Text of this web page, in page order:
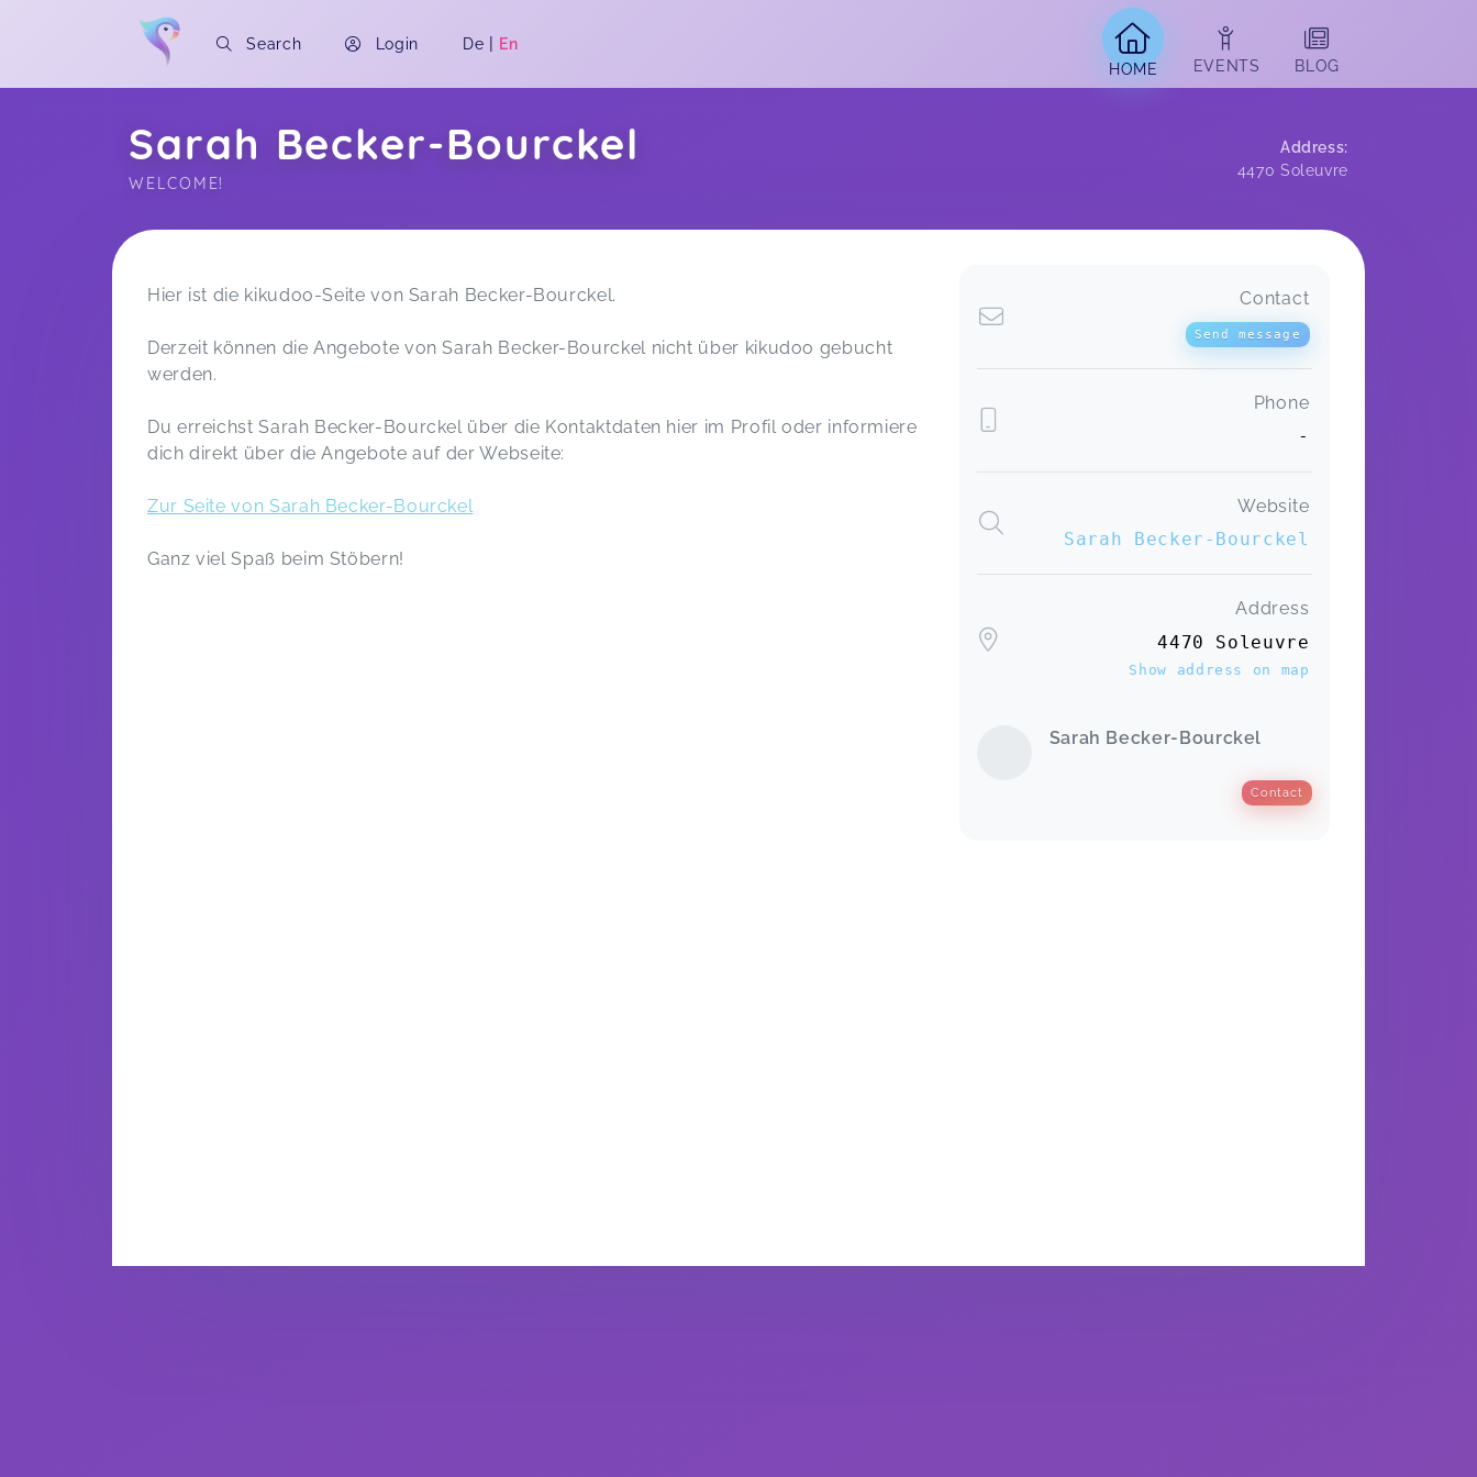
Search Login De | En
HOME
EVENTS BLOG
Sarah Becker-Bourckel
WELCOME!
Address:
4470 Soleuvre
Soon you will learn more about me here...
Hier ist die kikudoo-Seite von Sarah Becker-Bourckel.
Derzeit können die Angebote von Sarah Becker-Bourckel nicht über kikudoo gebucht
werden.
Du erreichst Sarah Becker-Bourckel über die Kontaktdaten hier im Profil oder informiere
dich direkt über die Angebote auf der Webseite:
Zur Seite von Sarah Becker-Bourckel
Ganz viel Spaß beim Stöbern!
Contact
Send message
Phone
-
Website
Sarah Becker-Bourckel
Address
4470 Soleuvre
Show address on map
Sarah Becker-Bourckel
Contact